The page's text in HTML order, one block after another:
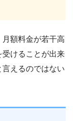
額料金が若干高
けることが出来
えるのではない